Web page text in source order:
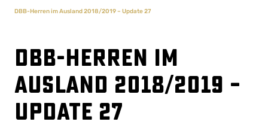
DBB-Herren im Ausland 2018/2019 – Update 27
DBB-Herren im
Ausland 2018/2019 –
Update 27